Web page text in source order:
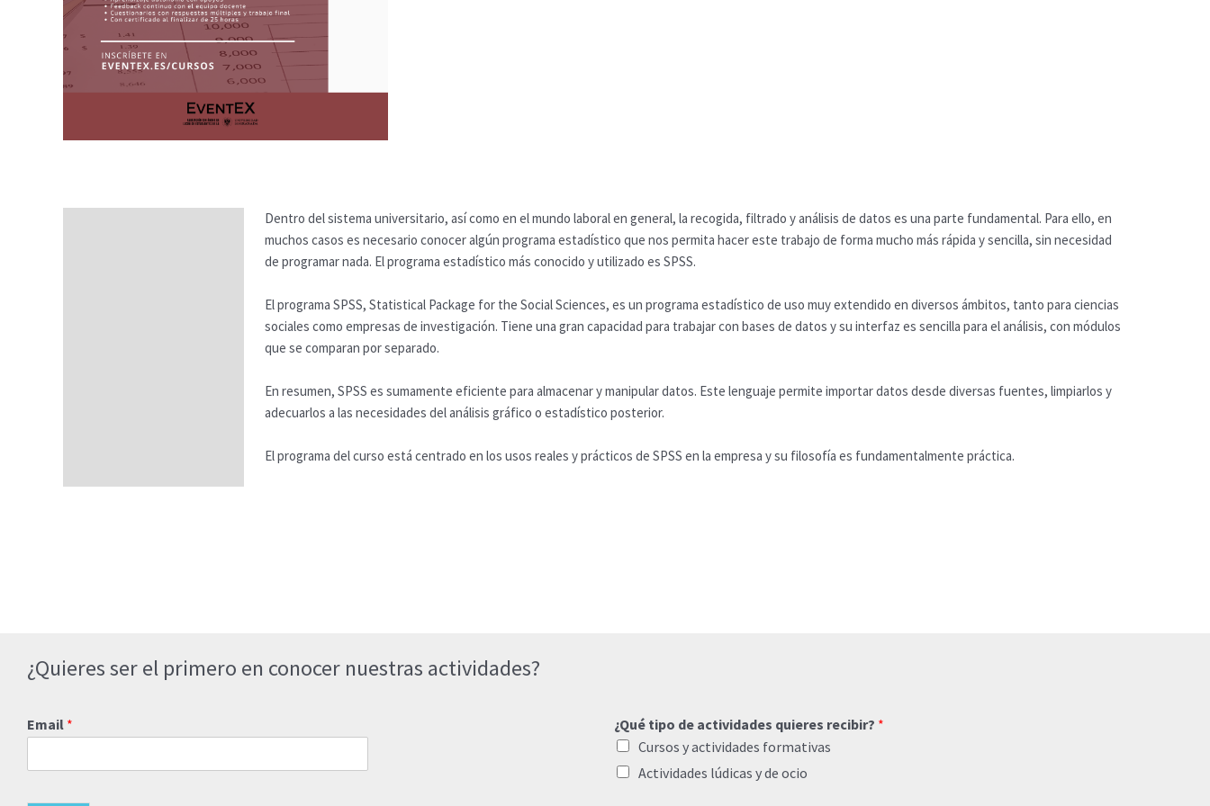
Dentro del sistema universitario, así como en el mundo laboral en general, la recogida, filtrado y análisis de datos es una parte fundamental. Para ello, en
muchos casos es necesario conocer algún programa estadístico que nos permita hacer este trabajo de forma mucho más rápida y sencilla, sin necesidad
de programar nada. El programa estadístico más conocido y utilizado es SPSS.
El programa SPSS, Statistical Package for the Social Sciences, es un programa estadístico de uso muy extendido en diversos ámbitos, tanto para ciencias
sociales como empresas de investigación. Tiene una gran capacidad para trabajar con bases de datos y su interfaz es sencilla para el análisis, con módulos
que se comparan por separado.
En resumen, SPSS es sumamente eficiente para almacenar y manipular datos. Este lenguaje permite importar datos desde diversas fuentes, limpiarlos y
adecuarlos a las necesidades del análisis gráfico o estadístico posterior.
El programa del curso está centrado en los usos reales y prácticos de SPSS en la empresa y su filosofía es fundamentalmente práctica.
¿Quieres ser el primero en conocer nuestras actividades?
Email * ¿Qué tipo de actividades quieres recibir? *
Cursos y actividades formativas
Actividades lúdicas y de ocio